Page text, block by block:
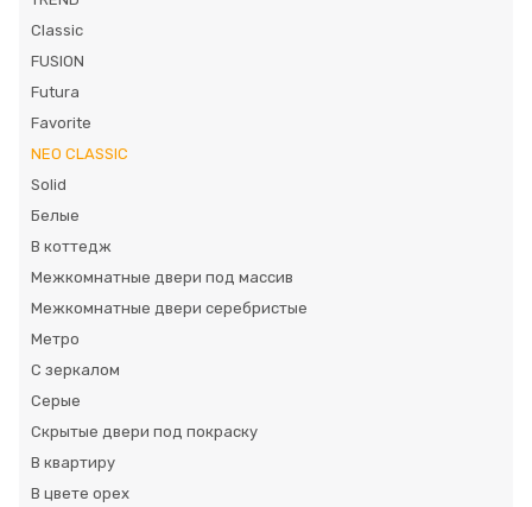
Classic
FUSION
Futura
Favorite
NEO CLASSIC
Solid
Белые
В коттедж
Межкомнатные двери под массив
Межкомнатные двери серебристые
Метро
С зеркалом
Серые
Скрытые двери под покраску
В квартиру
В цвете орех